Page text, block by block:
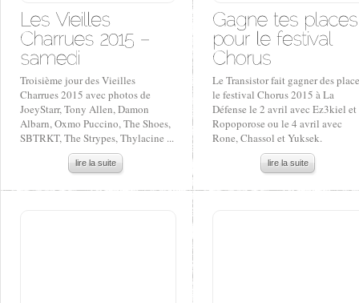
Troisième jour des Vieilles
Charrues 2015 avec photos de
JoeyStarr, Tony Allen, Damon
Albarn, Oxmo Puccino, The Shoes,
SBTRKT, The Strypes, Thylacine ...
lire la suite
Le Transistor fait gagner des
le festival Chorus 2015 à La
Défense le 2 avril avec Ez3kiel et
Ropoporose ou le 4 avril avec
Rone, Chassol et Yuksek.
lire la suite